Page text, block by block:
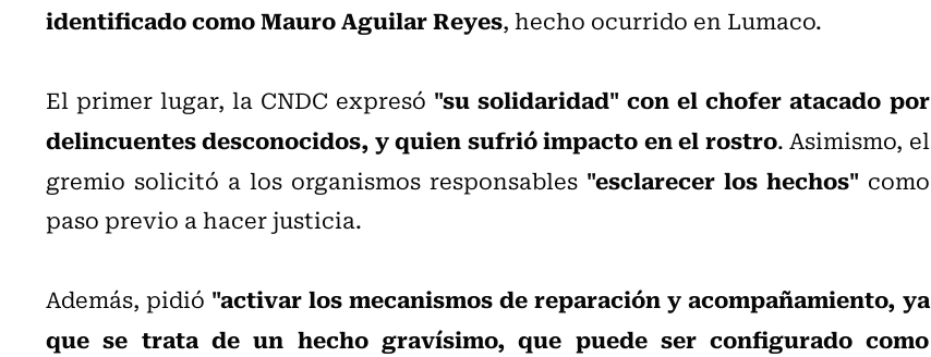
identificado como Mauro Aguilar Reyes, hecho ocurrido en Lumaco.
El primer lugar, la CNDC expresó "su solidaridad" con el chofer atacado por
delincuentes desconocidos, y quien sufrió impacto en el rostro. Asimismo, el
gremio solicitó a los organismos responsables "esclarecer los hechos" como
paso previo a hacer justicia.
Además, pidió "activar los mecanismos de reparación y acompañamiento, ya
que se trata de un hecho gravísimo, que puede ser configurado como